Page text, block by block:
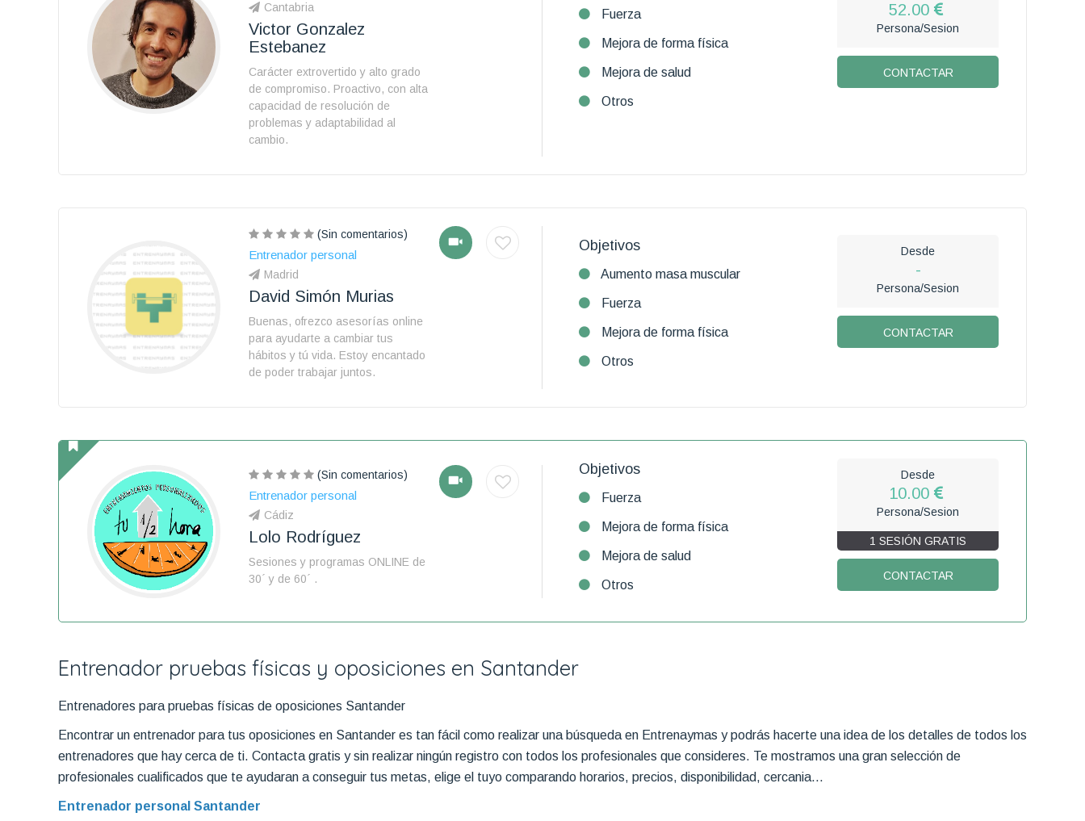
Cantabria
Victor Gonzalez
Estebanez
Carácter extrovertido y alto grado
de compromiso. Proactivo, con alta
capacidad de resolución de
problemas y adaptabilidad al
cambio.
Fuerza
Mejora de forma física
Mejora de salud
Otros
52.00
Persona/Sesion
CONTACTAR
(Sin comentarios)
Entrenador personal
Madrid
David Simón Murias
Buenas, ofrezco asesorías online
para ayudarte a cambiar tus
hábitos y tú vida. Estoy encantado
de poder trabajar juntos.
Objetivos
Aumento masa muscular
Fuerza
Mejora de forma física
Otros
Desde
-
Persona/Sesion
CONTACTAR
(Sin comentarios)
Entrenador personal
Cádiz
Lolo Rodríguez
Sesiones y programas ONLINE de
30´ y de 60´ .
Objetivos
Fuerza
Mejora de forma física
Mejora de salud
Otros
Desde
10.00
Persona/Sesion
1 SESIÓN GRATIS
CONTACTAR
Entrenador pruebas físicas y oposiciones en Santander
Entrenadores para pruebas físicas de oposiciones Santander
Encontrar un entrenador para tus oposiciones en Santander es tan fácil como realizar una búsqueda en Entrenaymas y podrás hacerte una idea de los detalles de todos los
entrenadores que hay cerca de ti. Contacta gratis y sin realizar ningún registro con todos los profesionales que consideres. Te mostramos una gran selección de
profesionales cualificados que te ayudaran a conseguir tus metas, elige el tuyo comparando horarios, precios, disponibilidad, cercania...
Entrenador personal Santander